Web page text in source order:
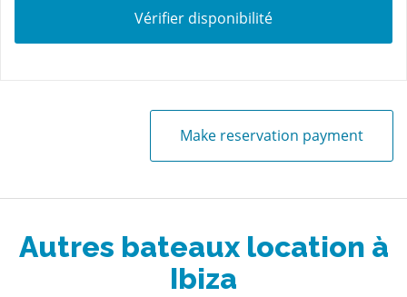
Vérifier disponibilité
Make reservation payment
Autres bateaux location à
Ibiza